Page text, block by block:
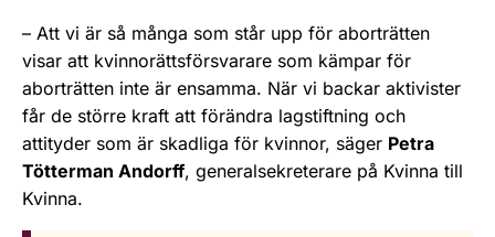
– Att vi är så många som står upp för aborträtten
visar att kvinnorättsförsvarare som kämpar för
aborträtten inte är ensamma. När vi backar aktivister
får de större kraft att förändra lagstiftning och
attityder som är skadliga för kvinnor, säger Petra
Tötterman Andorff, generalsekreterare på Kvinna till
Kvinna.